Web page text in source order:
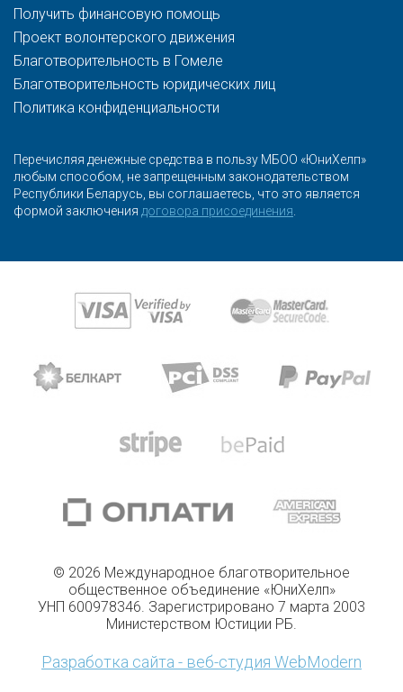
Получить финансовую помощь
Проект волонтерского движения
Благотворительность в Гомеле
Благотворительность юридических лиц
Политика конфиденциальности
Перечисляя денежные средства в пользу МБОО «ЮниХелп»
любым способом, не запрещенным законодательством
Республики Беларусь, вы соглашаетесь, что это является
формой заключения договора присоединения
© 2026 Международное благотворительное
общественное объединение «ЮниХелп»
УНП 600978346. Зарегистрировано 7 марта 2003
Министерством Юстиции РБ.
Разработка сайта - веб-студия WebModern